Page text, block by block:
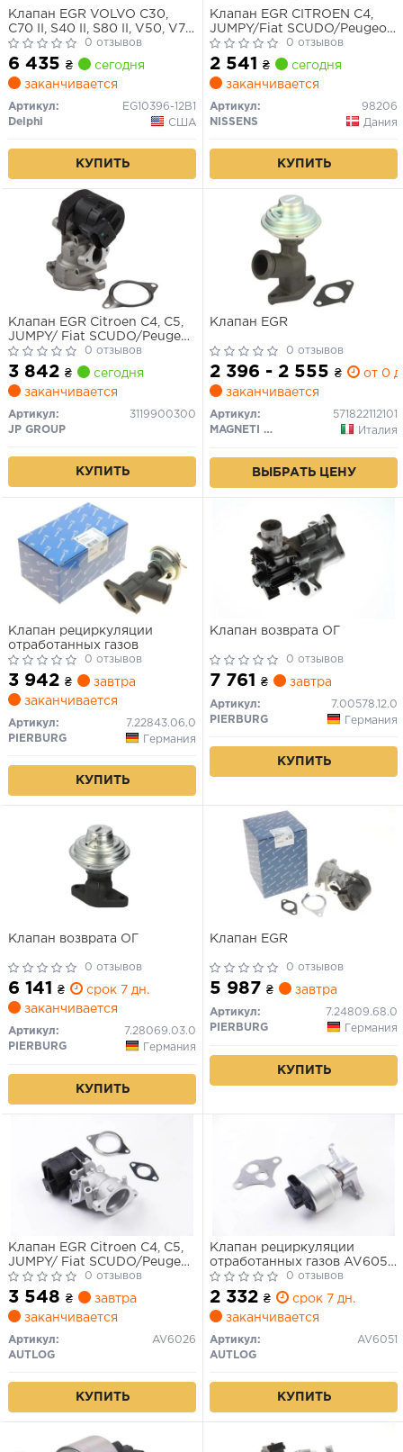
Клапан EGR VOLVO C30,
C70 II, S40 II, S80 II, V50, V70
III CITROEN C4, C4 GRAND
PICASSO I, C4 I, C4 PICASSO
I, C5 II, C5 III, C5 II/KOMBI, C8,
JUMPY II FIAT DOBLO,
DOBLO/MINIVAN 1.9D/2.0D
02.96-
0 отзывов
6 435 ₴
сегодня
заканчивается
Артикул:
EG10396-12B1
Delphi
США
КУПИТЬ
Клапан EGR CITROEN C4,
JUMPY/Fiat SCUDO/Peugeot
206, 307, 407 1.8/2.0 96-
0 отзывов
2 541 ₴
сегодня
заканчивается
Артикул:
98206
NISSENS
Дания
КУПИТЬ
Клапан EGR Citroen C4, C5,
JUMPY/ Fiat SCUDO/Peugeot
307, 308, 407 1.9D/2.0D 99-
0 отзывов
3 842 ₴
сегодня
заканчивается
Артикул:
3119900300
JP GROUP
КУПИТЬ
Клапан EGR
0 отзывов
2 396 - 2 555 ₴
от 0
заканчивается
Артикул:
571822112101
MAGNETI MARELLI
Италия
ВЫБРАТЬ ЦЕНУ
Клапан рециркуляции
отработанных газов
0 отзывов
3 942 ₴
завтра
заканчивается
Артикул:
7.22843.06.0
PIERBURG
Германия
КУПИТЬ
Клапан возврата ОГ
0 отзывов
7 761 ₴ завтра
Артикул:
7.00578.12.0
PIERBURG
Германия
КУПИТЬ
Клапан возврата ОГ
0 отзывов
6 141 ₴
срок 7 дн.
заканчивается
Артикул:
7.28069.03.0
PIERBURG
Германия
КУПИТЬ
Клапан EGR
0 отзывов
5 987 ₴ завтра
Артикул:
7.24809.68.0
PIERBURG
Германия
КУПИТЬ
Клапан EGR Citroen C4, C5,
JUMPY/ Fiat SCUDO/Peugeot
307, 308, 407 1.9D/2.0D 99-
0 отзывов
3 548 ₴
завтра
заканчивается
Артикул:
AV6026
AUTLOG
КУПИТЬ
Клапан рециркуляции
отработанных газов AV6051
AUTLOG Citroen- Peugeot-
Fiat. Lancia
0 отзывов
2 332 ₴
срок 7 дн.
заканчивается
Артикул:
AV6051
AUTLOG
КУПИТЬ